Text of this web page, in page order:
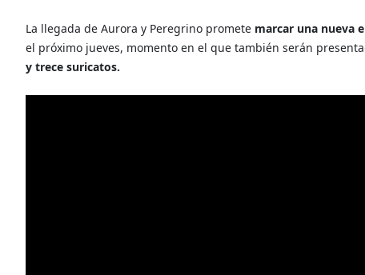
La llegada de Aurora y Peregrino promete marcar una nueva
el próximo jueves, momento en el que también serán
y trece suricatos.